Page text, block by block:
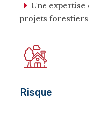
Une expertise
projets
Risque